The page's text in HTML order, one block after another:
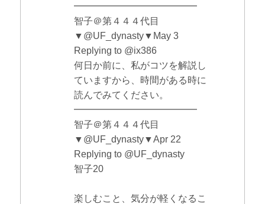
━━━━━━━━━━━━━
智子＠第４４４代目
▼@UF_dynasty▼May 3
Replying to @ix386
何日か前に、私がコツを解説し
ていますから、時間がある時に
読んでみてください。
━━━━━━━━━━━━━
智子＠第４４４代目
▼@UF_dynasty▼Apr 22
Replying to @UF_dynasty
智子20
楽しむこと、気分が軽くなるこ